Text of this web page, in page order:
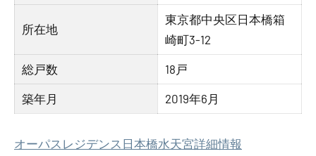
所在地
東京都中央区日本橋箱
崎町3-12
総戸数 18戸
築年月 2019年6月
オーパスレジデンス日本橋水天宮詳細情報